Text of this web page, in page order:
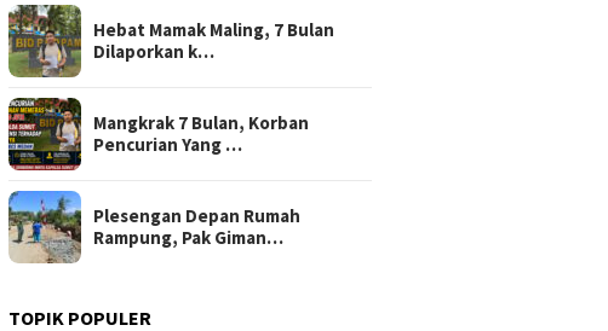
Hebat Mamak Maling, 7 Bulan
Dilaporkan k…
Mangkrak 7 Bulan, Korban
Pencurian Yang …
Plesengan Depan Rumah
Rampung, Pak Giman…
TOPIK POPULER